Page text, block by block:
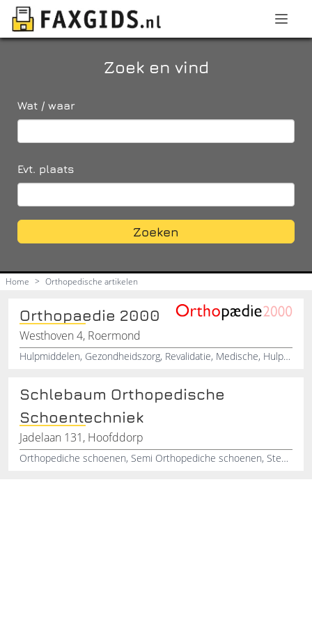
Zoek en vind
Wat / waar
Evt. plaats
Zoeken
Home > Orthopedische artikelen
Orthopaedie 2000
Westhoven 4, Roermond
Hulpmiddelen, Gezondheidszorg, Revalidatie, Medische, Hulpmiddelen, Orthopaedie
Schlebaum Orthopedische
Schoentechniek
Jadelaan 131, Hoofddorp
Orthopediche schoenen, Semi Orthopediche schoenen, Steunzolen, Podologie, Pro-Ortheses